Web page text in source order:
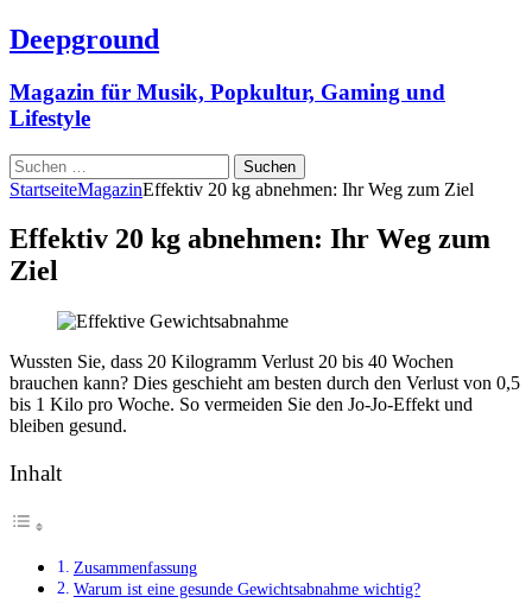
Deepground
Magazin für Musik, Popkultur, Gaming und
Lifestyle
Suchen
nach:
StartseiteMagazinEffektiv 20 kg abnehmen: Ihr Weg zum Ziel
Effektiv 20 kg abnehmen: Ihr Weg zum
Ziel
Wussten Sie, dass 20 Kilogramm Verlust 20 bis 40 Wochen
brauchen kann? Dies geschieht am besten durch den Verlust von 0,5
bis 1 Kilo pro Woche. So vermeiden Sie den Jo-Jo-Effekt und
bleiben gesund.
Inhalt
Zusammenfassung
Warum ist eine gesunde Gewichtsabnahme wichtig?